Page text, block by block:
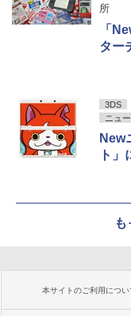
所
「
ター
3DS
ニュ
New
ト」
本サイトのご利用につい